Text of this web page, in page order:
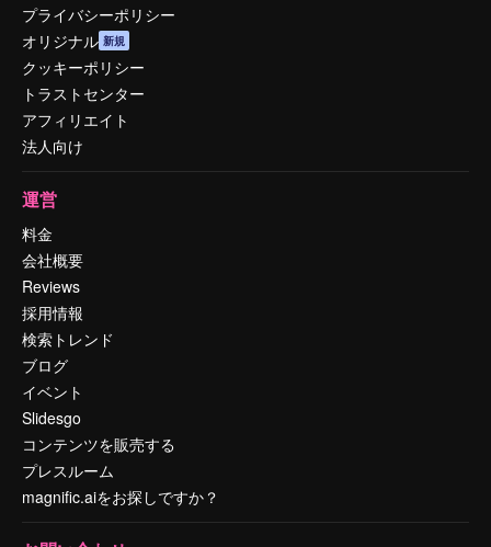
プライバシーポリシー
オリジナル 新規
クッキーポリシー
トラストセンター
アフィリエイト
法人向け
運営
料金
会社概要
Reviews
採用情報
検索トレンド
ブログ
イベント
Slidesgo
コンテンツを販売する
プレスルーム
magnific.aiをお探しですか？